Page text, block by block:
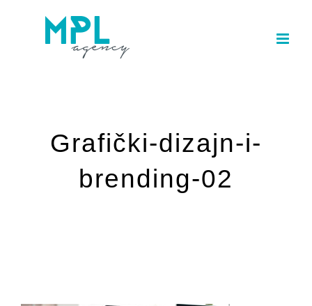
Grafički-dizajn-i-
brending-02